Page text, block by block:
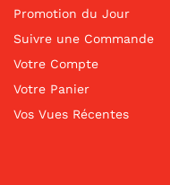
Promotion du Jour
Suivre une Commande
Votre Compte
Votre Panier
Vos Vues Récentes